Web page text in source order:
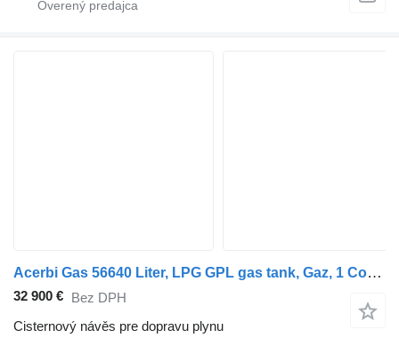
Acerbi Gas 56640 Liter, LPG GPL gas tank, Gaz, 1 Compartment
32 900 € Bez DPH
Cisternový návěs pre dopravu plynu